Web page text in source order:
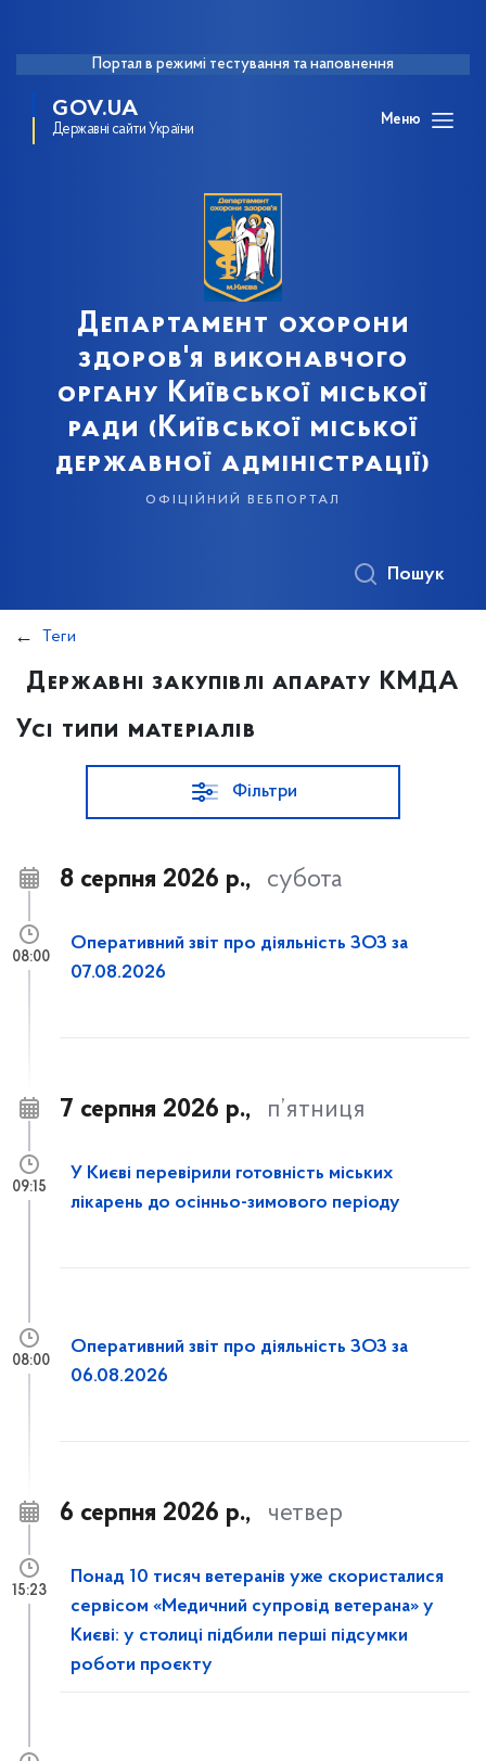
Портал в режимі тестування та наповнення
GOV.UA
Державні сайти України
Меню
Департамент охорони
здоров'я виконавчого
органу Київської міської
ради (Київської міської
державної адміністрації)
офіційний вебпортал
Пошук
Теги
Державні закупівлі апарату КМДА
Усі типи матеріалів
Фільтри
8 серпня 2026 р., субота
Оперативний звіт про діяльність ЗОЗ за
07.08.2026
08:00
7 серпня 2026 р., п’ятниця
У Києві перевірили готовність міських
лікарень до осінньо-зимового періоду
09:15
Оперативний звіт про діяльність ЗОЗ за
06.08.2026
08:00
6 серпня 2026 р., четвер
Понад 10 тисяч ветеранів уже скористалися
сервісом «Медичний супровід ветерана» у
Києві: у столиці підбили перші підсумки
роботи проєкту
15:23